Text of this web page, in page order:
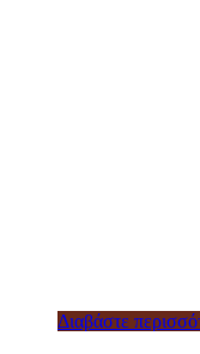
Διαβάστε